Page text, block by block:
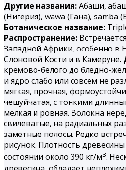
Другие названия:Абаши,
(Нигерия), wawa (Гана), samba
Ботаническое название:
Распространение:
Западной Африки, особенно в
Слоновой Кости и в Камеруне.
кремово-белого до бледно-
и ядро слабо или совсем не
мягкая, прочная,
чешуйчатая, с тонкими
мелкая и ровная. Волокна
свилеватые, на радиальных
заметные полосы. Редко
рисунок. Плотность
состоянии около 390 кг/м3.